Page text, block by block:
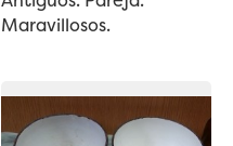
Maravillosos.